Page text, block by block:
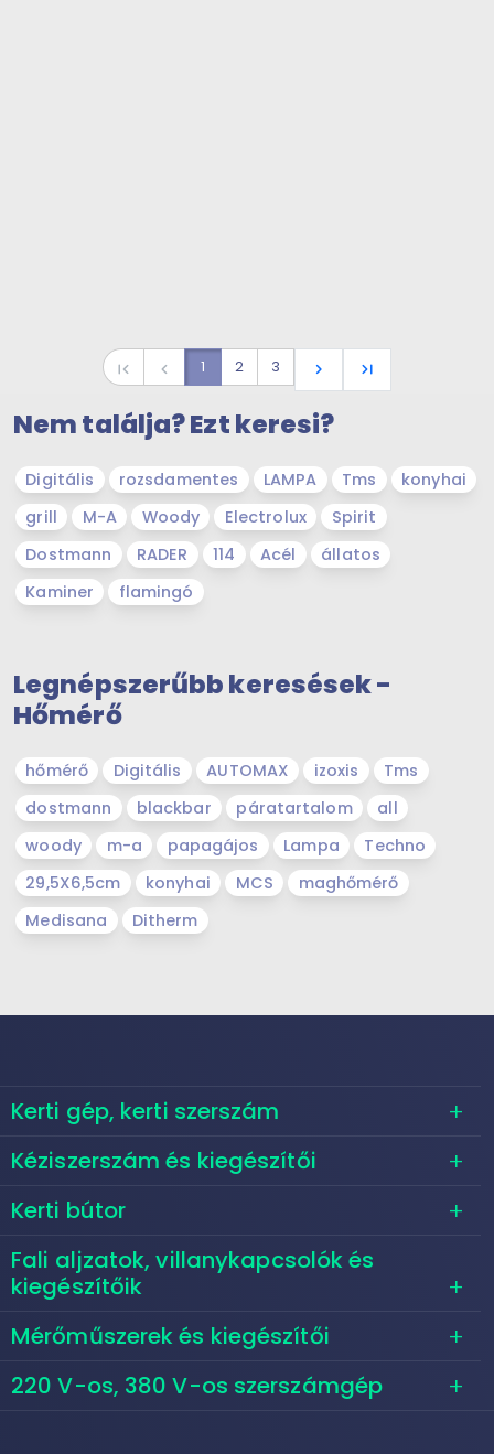
first_page navigate_before 1 2 3 navigate_next last_page
Nem találja? Ezt keresi?
Digitális rozsdamentes LAMPA Tms
konyhai
grill
M-A Woody Electrolux
Spirit
Dostmann
RADER 114 Acél
állatos
Kaminer
flamingó
Legnépszerűbb keresések -
Hőmérő
hőmérő Digitális AUTOMAX izoxis
Tms
dostmann
blackbar páratartalom
all
woody
m-a papagájos Lampa
Techno
29,5X6,5cm
konyhai MCS
maghőmérő
Medisana
Ditherm
Kerti gép, kerti szerszám
Kéziszerszám és kiegészítői
Kerti bútor
Fali aljzatok, villanykapcsolók és
kiegészítőik
Mérőműszerek és kiegészítői
220 V-os, 380 V-os szerszámgép